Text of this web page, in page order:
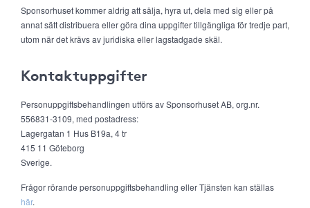
Sponsorhuset kommer aldrig att sälja, hyra ut, dela med sig eller på
annat sätt distribuera eller göra dina uppgifter tillgängliga för tredje part,
utom när det krävs av juridiska eller lagstadgade skäl.
Kontaktuppgifter
Personuppgiftsbehandlingen utförs av Sponsorhuset AB, org.nr.
556831-3109, med postadress:
Lagergatan 1 Hus B19a, 4 tr
415 11 Göteborg
Sverige.
Frågor rörande personuppgiftsbehandling eller Tjänsten kan ställas
här.